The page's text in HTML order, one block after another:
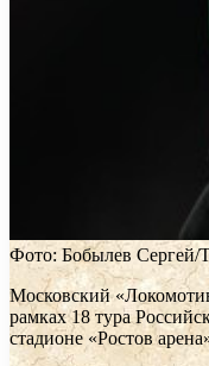
Фото: Бобылев
Московский
рамках 18 тура
стадионе «Ростов